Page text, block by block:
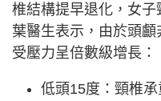
椎結構提早退化，女子
葉醫生表示，由於頭
受壓力呈倍數級增長：
低頭15度：頸椎